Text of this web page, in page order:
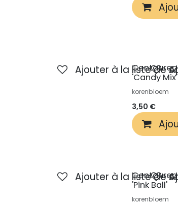
'Candy Mix'
korenbloem
3,50 €
Ajouter à la liste de
'Pink Ball'
korenbloem
Ajouter à la liste de